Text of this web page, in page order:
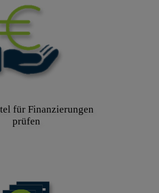
für Finanzierungen
prüfen